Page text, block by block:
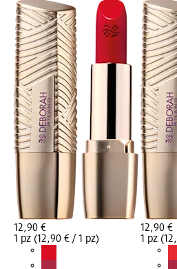
12,90 €
1 pz (12,90 € / 1 pz)
12,90 €
1 pz